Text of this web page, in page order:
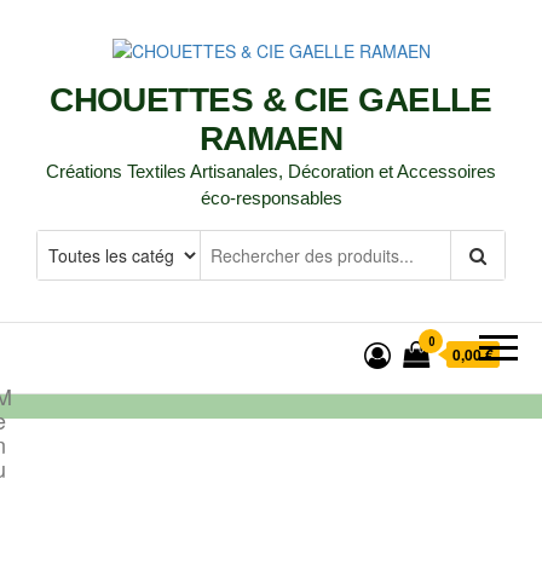
CHOUETTES & CIE GAELLE
RAMAEN
Créations Textiles Artisanales, Décoration et Accessoires
éco-responsables
0
0,00 €